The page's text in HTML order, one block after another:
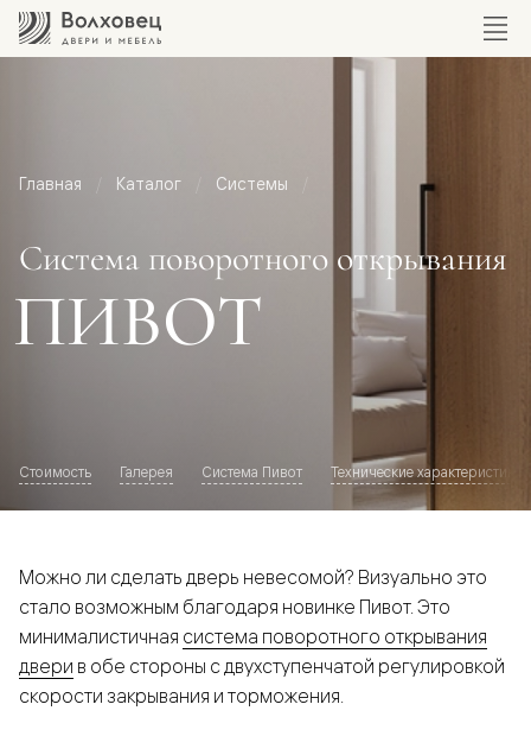
Главная Каталог Системы
Система поворотного открывания
ПИВОТ
Стоимость Галерея Система Пивот Технические характеристики
Можно ли сделать дверь невесомой? Визуально это
стало возможным благодаря новинке Пивот. Это
минималистичная система поворотного открывания
двери в обе стороны c двухступенчатой регулировкой
скорости закрывания и торможения.